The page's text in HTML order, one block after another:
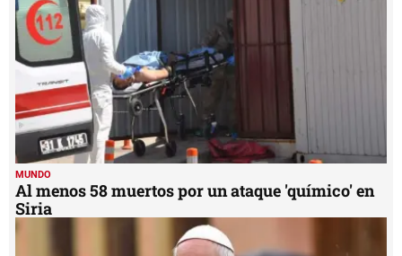
MUNDO
Al menos 58 muertos por un ataque 'químico' en
Siria